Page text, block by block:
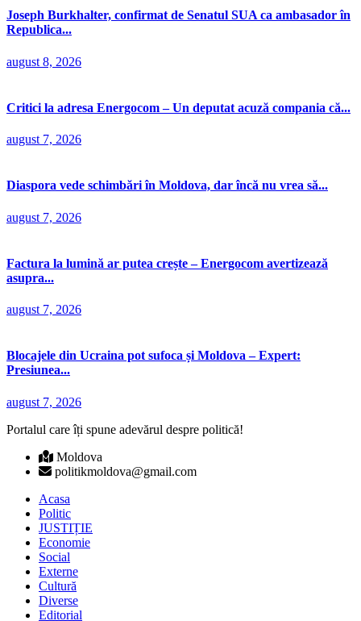
Joseph Burkhalter, confirmat de Senatul SUA ca ambasador în
Republica...
august 8, 2026
Critici la adresa Energocom – Un deputat acuză compania că...
august 7, 2026
Diaspora vede schimbări în Moldova, dar încă nu vrea să...
august 7, 2026
Factura la lumină ar putea crește – Energocom avertizează
asupra...
august 7, 2026
Blocajele din Ucraina pot sufoca și Moldova – Expert:
Presiunea...
august 7, 2026
Portalul care îți spune adevărul despre politică!
Moldova
politikmoldova@gmail.com
Acasa
Politic
JUSTIȚIE
Economie
Social
Externe
Cultură
Diverse
Editorial